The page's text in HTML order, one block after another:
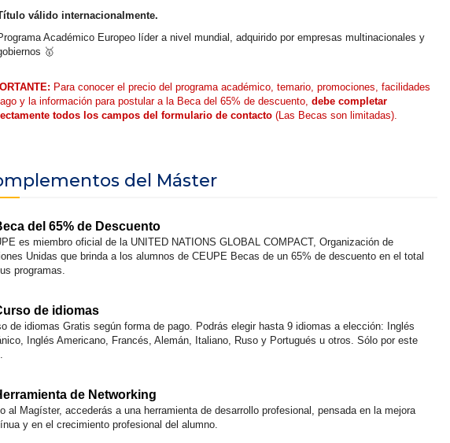
válido internacionalmente.
Académico Europeo líder a nivel mundial, adquirido por empresas multinacionales y
🥇
Para conocer el precio del programa académico, temario, promociones, facilidades
y la información para postular a la Beca del 65% de descuento, debe completar
todos los campos del formulario de contacto (Las Becas son limitadas).
del Máster
del 65% de Descuento
es miembro oficial de la UNITED NATIONS GLOBAL COMPACT, Organización de
Unidas que brinda a los alumnos de CEUPE Becas de un 65% de descuento en el total
programas.
de idiomas
de idiomas Gratis según forma de pago. Podrás elegir hasta 9 idiomas a elección: Inglés
Inglés Americano, Francés, Alemán, Italiano, Ruso y Portugués u otros. Sólo por este
de Networking
al Magíster, accederás a una herramienta de desarrollo profesional, pensada en la mejora
y en el crecimiento profesional del alumno.